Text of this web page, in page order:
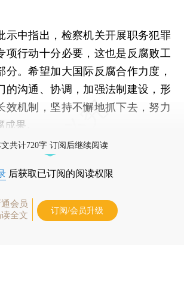
中指出，检察机关开展职务犯罪
项行动十分必要，这也是反腐败工
分。希望加大国际反腐合作力度，
的沟通、协调，加强法制建设，形
效机制，坚持不懈地抓下去，努力
果。
共计720字 订阅后继续阅读
后获取已订阅的阅读权限
会员
全文
订阅/会员升级